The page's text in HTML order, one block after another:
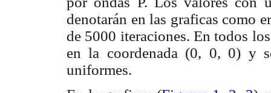
denotarán en las graficas como
de 5000 iteraciones. En todos
en la coordenada (0, 0, 0) y
uniformes.